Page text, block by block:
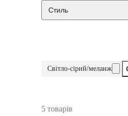
Стиль
Світло-сірий/меланж
5 товарів